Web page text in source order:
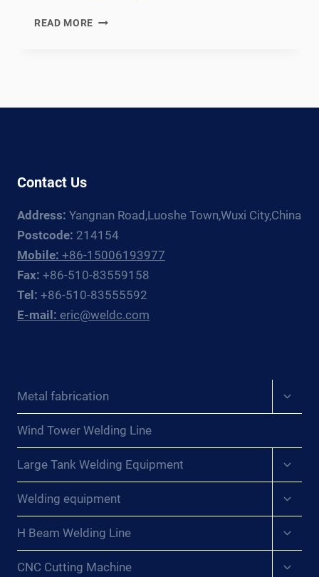
READ MORE {:EN}REVOLUTIONIZE
LA
EFICIENCIA
DE
SOLDADURA:
UN
RECORRIDO
INCLUYE
ROTADORES
DE
SOLDADURA
Y
{:DE}REVOLUTIONIEREN
INE W
Contact Us
Address: Yangnan Road,Luoshe Town,Wuxi City,China
Postcode: 214154
Mobile: +86-15006193977
Fax: +86-510-83559158
Tel: +86-510-83555592
E-mail: eric@weldc.com
Metal fabrication
Wind Tower Welding Line
Large Tank Welding Equipment
Welding equipment
H Beam Welding Line
CNC Cutting Machine